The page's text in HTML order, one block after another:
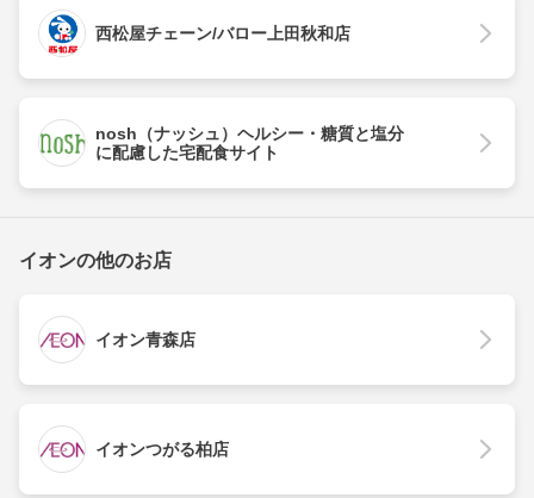
西松屋チェーン/バロー上田秋和店
nosh（ナッシュ）ヘルシー・糖質と塩分
に配慮した宅配食サイト
イオンの他のお店
イオン青森店
イオンつがる柏店